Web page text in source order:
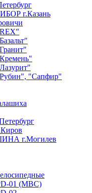
г.Казань
"Сапфир"
г.Могилев
01 (МВС)